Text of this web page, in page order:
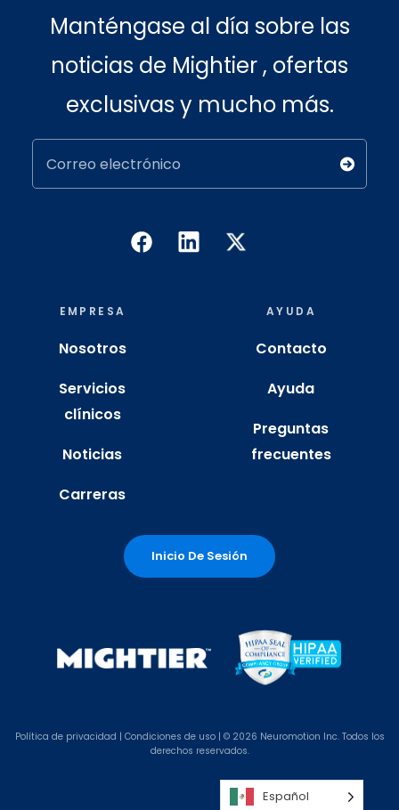
Manténgase al día sobre las
noticias de Mightier , ofertas
exclusivas y mucho más.
Correo electrónico
EMPRESA
Nosotros
Servicios
clínicos
Noticias
Carreras
AYUDA
Contacto
Ayuda
Preguntas
frecuentes
Inicio De Sesión
Política deprivacidad | Condiciones de uso| © 2026 Neuromotion Inc. Todos los
derechos reservados.
Español